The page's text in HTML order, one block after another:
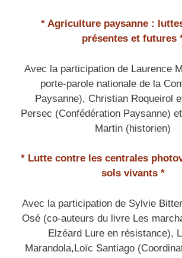
* Agriculture paysanne :
présentes et futures
Avec la participation de Laurence
porte-parole nationale de la
Paysanne), Christian Roqueirol
Persec (Confédération Paysanne)
Martin (historien)
* Lutte contre les centrales
sols vivants *
Avec la participation de Sylvie
Osé (co-auteurs du livre Les
Elzéard Lure en résistance),
Marandola,Loïc Santiago